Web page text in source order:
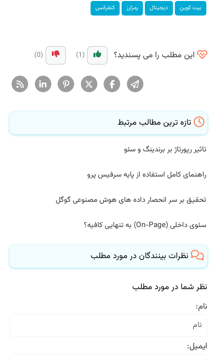
بیت كوین دیجیتال رمزارز كنفرانس
این مطلب را می پسندید؟ (1)
(0)
تازه ترین مطالب مرتبط
تاثیر رپورتاژ بر برندینگ و سئو
راهنمای کامل استفاده از پایه سرفیس پرو
تحقیق بر سر انحصار داده های هوش مصنوعی گوگل
سئوی داخلی (On-Page) به تنهایی کافیه؟
نظرات بینندگان در مورد مطلب
نظر شما در مورد مطلب
نام:
ایمیل: